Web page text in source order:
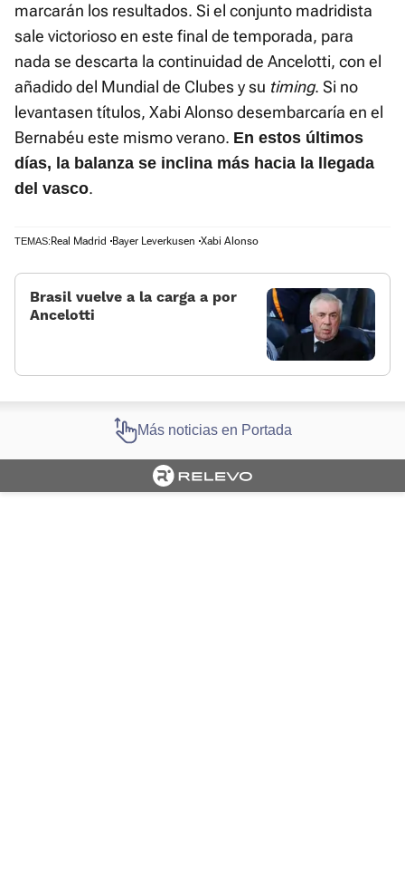
marcarán los resultados. Si el conjunto madridista
sale victorioso en este final de temporada, para
nada se descarta la continuidad de Ancelotti, con el
añadido del Mundial de Clubes y su timing. Si no
levantasen títulos, Xabi Alonso desembarcaría en el
Bernabéu este mismo verano. En estos últimos
días, la balanza se inclina más hacia la llegada
del vasco.
TEMAS: Real Madrid Bayer Leverkusen Xabi Alonso
Brasil vuelve a la carga a por
Ancelotti
Más noticias en Portada